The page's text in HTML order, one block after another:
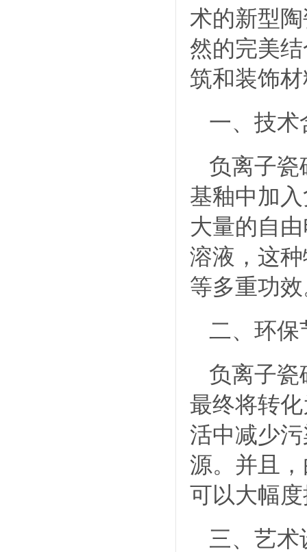
术的新型
然的完美
筑和装饰
一、技术
负离子瓷
基釉中加
大量的自
溶液，这
等多重功
二、环保
负离子瓷
最终将转
活中减少
源。并且
可以大幅
三、艺术